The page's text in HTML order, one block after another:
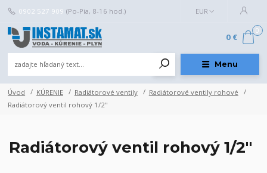
Menu
EUR
0902 527 909 (Po-Pia, 8-16 hod.)
0
0 €
Úvod KÚRENIE Radiátorové ventily
Radiátorové ventily rohové
Radiátorový ventil rohový 1/2"
Radiátorový ventil rohový 1/2"